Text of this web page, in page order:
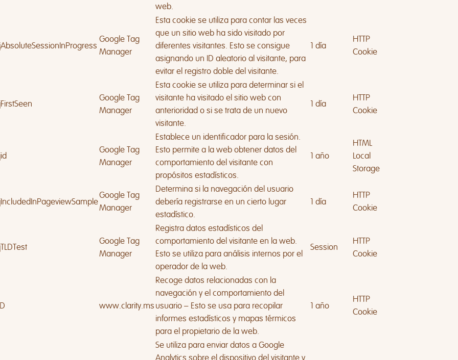
web.
Google Tag
Manager
Esta cookie se utiliza para contar las veces
que un sitio web ha sido visitado por
diferentes visitantes. Esto se consigue
asignando un ID aleatorio al visitante, para
evitar el registro doble del visitante.
1 día
HTTP
Cookie
Google Tag
Manager
Esta cookie se utiliza para determinar si el
visitante ha visitado el sitio web con
anterioridad o si se trata de un nuevo
visitante.
1 día
HTTP
Cookie
Google Tag
Manager
Establece un identificador para la sesión.
Esto permite a la web obtener datos del
comportamiento del visitante con
propósitos estadísticos.
1 año
HTML
Local
Storage
Google Tag
Manager
Determina si la navegación del usuario
debería registrarse en un cierto lugar
estadístico.
1 día
HTTP
Cookie
Google Tag
Manager
Registra datos estadísticos del
comportamiento del visitante en la web.
Esto se utiliza para análisis internos por el
operador de la web.
Session
HTTP
Cookie
www.clarity.ms
Recoge datos relacionadas con la
navegación y el comportamiento del
usuario – Esto se usa para recopilar
informes estadísticos y mapas térmicos
para el propietario de la web.
1 año
HTTP
Cookie
Se utiliza para enviar datos a Google